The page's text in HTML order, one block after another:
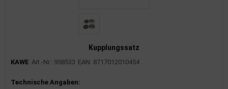
Kupplungssatz
KAWE Art.-Nr.: 958533 EAN: 8717012010454
Produktinformationen
Technische Angaben: